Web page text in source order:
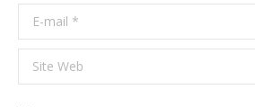
E-mail *
Site Web